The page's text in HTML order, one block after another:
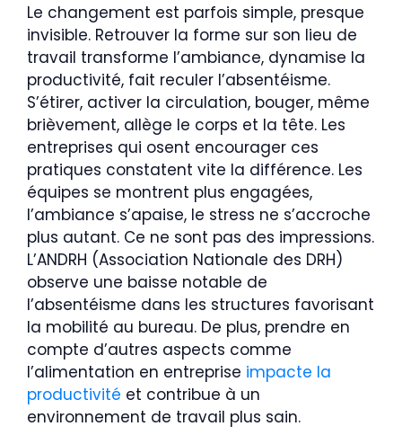
Le changement est parfois simple, presque
invisible. Retrouver la forme sur son lieu de
travail transforme l’ambiance, dynamise la
productivité, fait reculer l’absentéisme.
S’étirer, activer la circulation, bouger, même
brièvement, allège le corps et la tête. Les
entreprises qui osent encourager ces
pratiques constatent vite la différence. Les
équipes se montrent plus engagées,
l’ambiance s’apaise, le stress ne s’accroche
plus autant. Ce ne sont pas des impressions.
L’ANDRH (Association Nationale des DRH)
observe une baisse notable de
l’absentéisme dans les structures favorisant
la mobilité au bureau. De plus, prendre en
compte d’autres aspects comme
l’alimentation en entreprise impacte la
productivité et contribue à un
environnement de travail plus sain.